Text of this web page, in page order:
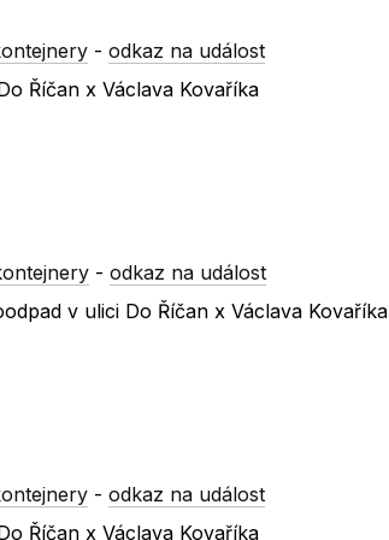
-odkaz na událost
Říčan x Václava Kovaříka
-odkaz na událost
v ulici Do Říčan x Václava Kovaříka
-odkaz na událost
Říčan x Václava Kovaříka